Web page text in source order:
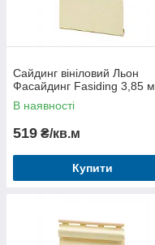
Сайдинг вініловий Льон
Фасайдинг Fasiding 3,85 м
В наявності
519 ₴/кв.м
Купити